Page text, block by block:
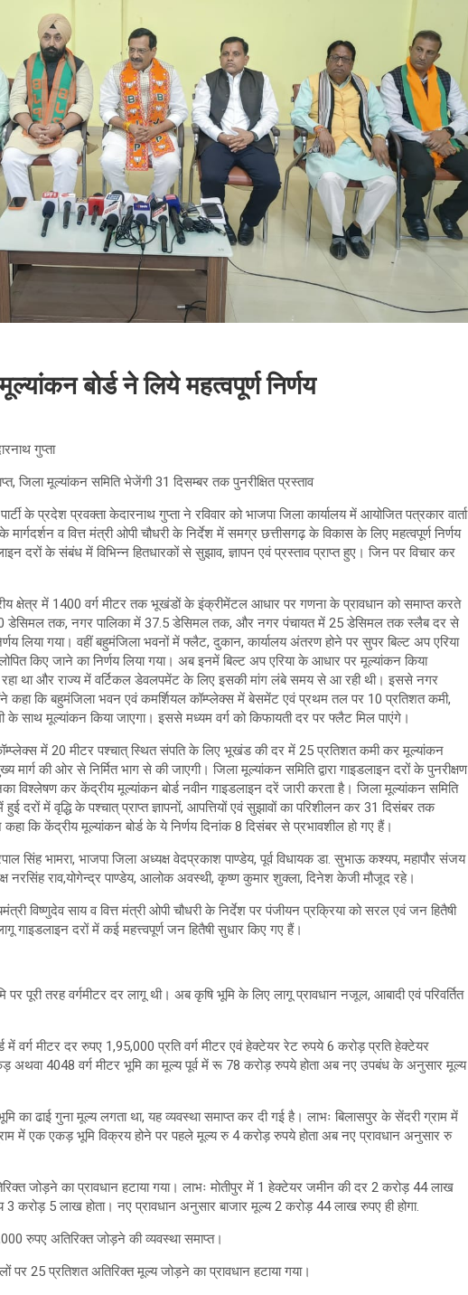
बोर्ड ने लिये महत्वपूर्ण निर्णय
गुप्ता
जिला मूल्यांकन समिति भेजेंगी 31 दिसम्बर तक पुनरीक्षित प्रस्ताव
प्रदेश प्रवक्ता केदारनाथ गुप्ता ने रविवार को भाजपा जिला कार्यालय में आयोजित पत्रकार वार्ता
व वित्त मंत्री ओपी चौधरी के निर्देश में समग्र छत्तीसगढ़ के विकास के लिए महत्वपूर्ण निर्णय
दरों के संबंध में विभिन्न हितधारकों से सुझाव, ज्ञापन एवं प्रस्ताव प्राप्त हुए। जिन पर विचार कर
क्षेत्र में 1400 वर्ग मीटर तक भूखंडों के इंक्रीमेंटल आधार पर गणना के प्रावधान को समाप्त करते
डेसिमल तक, नगर पालिका में 37.5 डेसिमल तक, और नगर पंचायत में 25 डेसिमल तक स्लैब दर से
लिया गया। वहीं बहुमंजिला भवनों में फ्लैट, दुकान, कार्यालय अंतरण होने पर सुपर बिल्ट अप एरिया
किए जाने का निर्णय लिया गया। अब इनमें बिल्ट अप एरिया के आधार पर मूल्यांकन किया
था और राज्य में वर्टिकल डेवलपमेंट के लिए इसकी मांग लंबे समय से आ रही थी। इससे नगर
कहा कि बहुमंजिला भवन एवं कमर्शियल कॉम्प्लेक्स में बेसमेंट एवं प्रथम तल पर 10 प्रतिशत कमी,
साथ मूल्यांकन किया जाएगा। इससे मध्यम वर्ग को किफायती दर पर फ्लैट मिल पाएंगे।
में 20 मीटर पश्चात् स्थित संपति के लिए भूखंड की दर में 25 प्रतिशत कमी कर मूल्यांकन
की ओर से निर्मित भाग से की जाएगी। जिला मूल्यांकन समिति द्वारा गाइडलाइन दरों के पुनरीक्षण
विश्लेषण कर केंद्रीय मूल्यांकन बोर्ड नवीन गाइडलाइन दरें जारी करता है। जिला मूल्यांकन समिति
हुई दरों में वृद्धि के पश्चात् प्राप्त ज्ञापनों, आपत्तियों एवं सुझावों का परिशीलन कर 31 दिसंबर तक
कि केंद्रीय मूल्यांकन बोर्ड के ये निर्णय दिनांक 8 दिसंबर से प्रभावशील हो गए हैं।
सिंह भामरा, भाजपा जिला अध्यक्ष वेदप्रकाश पाण्डेय, पूर्व विधायक डा. सुभाऊ कश्यप, महापौर संजय
नरसिंह राव,योगेन्द्र पाण्डेय, आलोक अवस्थी, कृष्ण कुमार शुक्ला, दिनेश केजी मौजूद रहे।
विष्णुदेव साय व वित्त मंत्री ओपी चौधरी के निर्देश पर पंजीयन प्रक्रिया को सरल एवं जन हितैषी
गाइडलाइन दरों में कई महत्त्वपूर्ण जन हितैषी सुधार किए गए हैं।
पर पूरी तरह वर्गमीटर दर लागू थी। अब कृषि भूमि के लिए लागू प्रावधान नजूल, आबादी एवं परिवर्तित
में वर्ग मीटर दर रुपए 1,95,000 प्रति वर्ग मीटर एवं हेक्टेयर रेट रुपये 6 करोड़ प्रति हेक्टेयर
अथवा 4048 वर्ग मीटर भूमि का मूल्य पूर्व में रू 78 करोड़ रुपये होता अब नए उपबंध के अनुसार मूल्य
का ढाई गुना मूल्य लगता था, यह व्यवस्था समाप्त कर दी गई है। लाभः बिलासपुर के सेंदरी ग्राम में
में एक एकड़ भूमि विक्रय होने पर पहले मूल्य रु 4 करोड़ रुपये होता अब नए प्रावधान अनुसार रु
जोड़ने का प्रावधान हटाया गया। लाभः मोतीपुर में 1 हेक्टेयर जमीन की दर 2 करोड़ 44 लाख
करोड़ 5 लाख होता। नए प्रावधान अनुसार बाजार मूल्य 2 करोड़ 44 लाख रुपए ही होगा.
रुपए अतिरिक्त जोड़ने की व्यवस्था समाप्त।
25 प्रतिशत अतिरिक्त मूल्य जोड़ने का प्रावधान हटाया गया।